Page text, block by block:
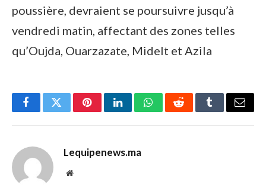
poussière, devraient se poursuivre jusqu’à
vendredi matin, affectant des zones telles
qu’Oujda, Ouarzazate, Midelt et Azila
FacebookTwitterPinterestLinkedInWhatsAppRedditTumblrEmail
Lequipenews.ma
Website